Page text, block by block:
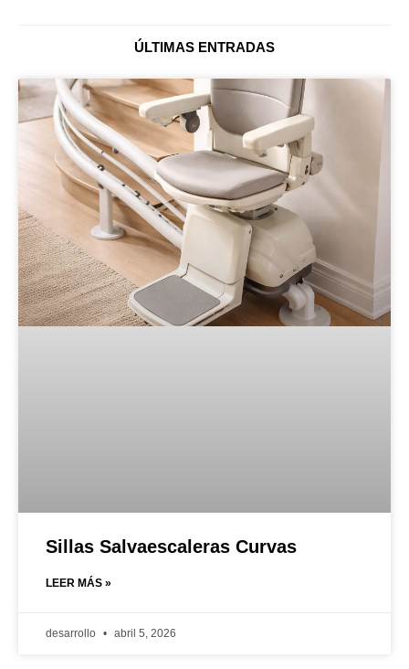
ÚLTIMAS ENTRADAS
Sillas Salvaescaleras Curvas
LEER MÁS »
desarrollo abril 5, 2026